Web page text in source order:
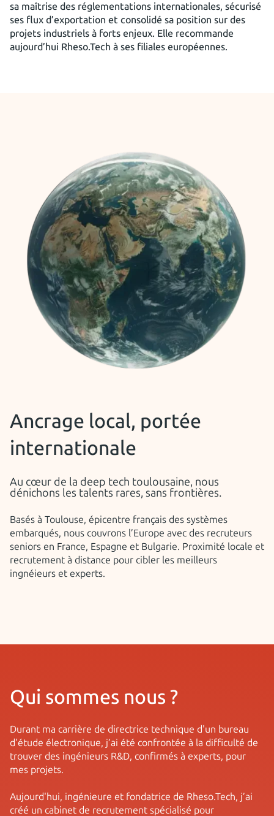
sa maîtrise des réglementations internationales, sécurisé
ses flux d’exportation et consolidé sa position sur des
projets industriels à forts enjeux. Elle recommande
aujourd’hui Rheso.Tech à ses filiales européennes.
Ancrage local, portée
internationale
Au cœur de la deep tech toulousaine, nous
dénichons les talents rares, sans frontières.
Basés à Toulouse, épicentre français des systèmes
embarqués, nous couvrons l’Europe avec des recruteurs
seniors en France, Espagne et Bulgarie. Proximité locale et
recrutement à distance pour cibler les meilleurs
ingnéieurs et experts.
Qui somm es nous ?
Durant ma carrière de directrice technique d'un bureau
d'étude électronique, j’ai été confrontée à la difficulté de
trouver des ingénieurs R&D, confirmés à experts, pour
mes projets.
Aujourd'hui, ingénieure et fondatrice de Rheso.Tech, j’ai
créé un cabinet de recrutement spécialisé pour